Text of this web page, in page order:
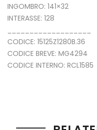
INGOMBRO: 141×32
INTERASSE: 128
CODICE: 15125Z1280B.36
CODICE BREVE: MG4294
CODICE INTERNO: RCL1585